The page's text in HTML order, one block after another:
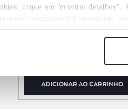
clique em "mostrar detalhes".
Espuma de Banho 2
ADICIONAR AO CARRINHO